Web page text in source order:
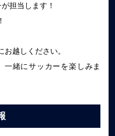
担当します！
越しください。
一緒にサッカーを楽しみま